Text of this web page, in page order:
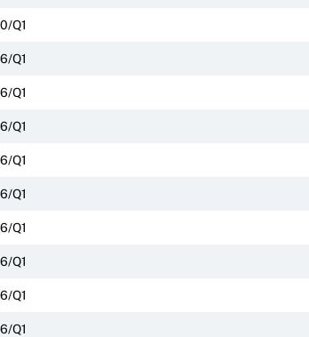
Q1
Q1
Q1
Q1
Q1
Q1
Q1
Q1
Q1
Q1